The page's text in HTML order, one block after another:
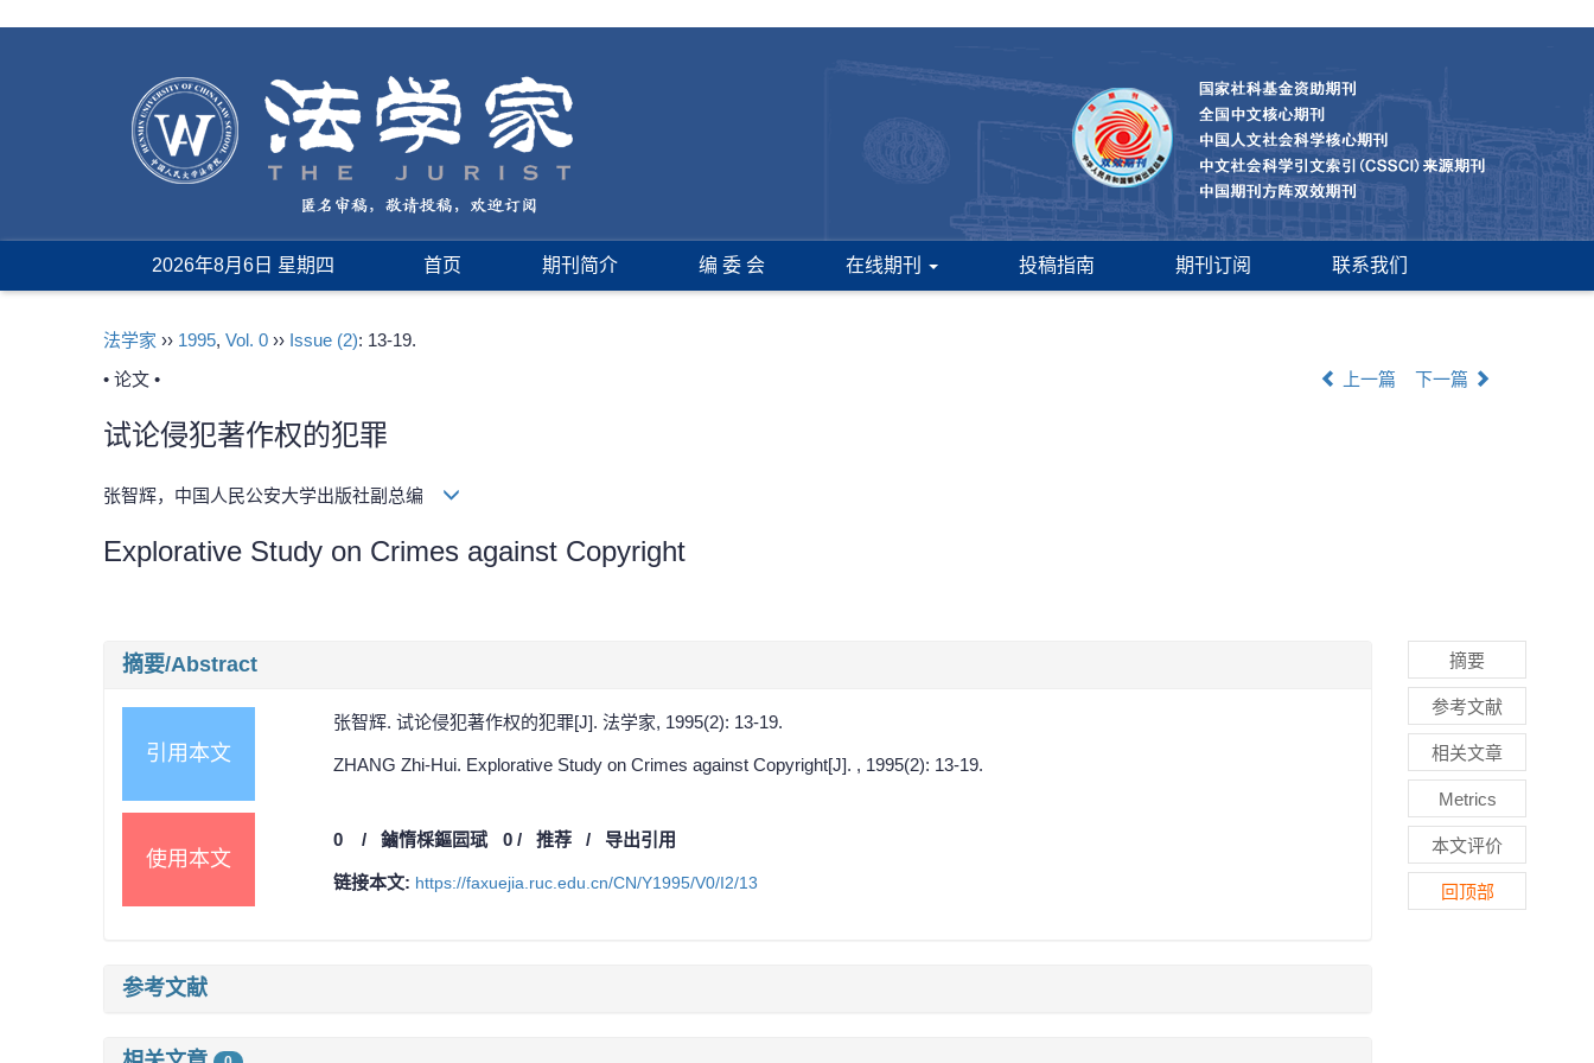
2026年8月6日 星期四 首页 期刊简介 编 委 会 在线期刊 投稿指南 期刊订阅 联系我们
法学家 ›› 1995, Vol. 0 ›› Issue (2): 13-19.
• 论文 •
上一篇 下一篇
试论侵犯著作权的犯罪
张智辉，中国人民公安大学出版社副总编
Explorative Study on Crimes against Copyright
摘要/Abstract
引用本文
张智辉. 试论侵犯著作权的犯罪[J]. 法学家, 1995(2): 13-19.
ZHANG Zhi-Hui. Explorative Study on Crimes against Copyright[J]. , 1995(2): 13-19.
使用本文
0 / 鏀惰棌鏂囩珷 0/ 推荐 / 导出引用
链接本文: https://faxuejia.ruc.edu.cn/CN/Y1995/V0/I2/13
参考文献
摘要
参考文献
相关文章
Metrics
本文评价
回顶部